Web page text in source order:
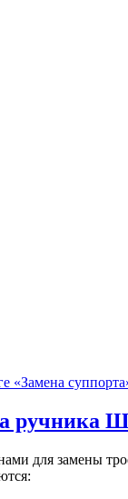
«Замена
ручника
для замены